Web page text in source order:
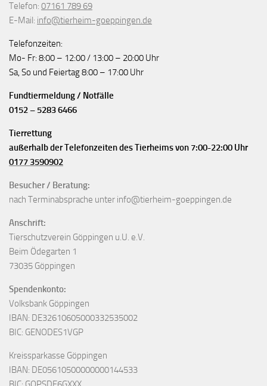
Telefon: 07161 789 69
E-Mail: info@tierheim-goeppingen.de
Telefonzeiten:
Mo- Fr: 8:00 – 12:00 / 13:00 – 20:00 Uhr
Sa, So und Feiertag 8:00 – 17:00 Uhr
Fundtiermeldung / Notfälle
0152 – 5283 6466
Tierrettung
außerhalb der Telefonzeiten des Tierheims von 7:00-22:00 Uhr
0177 3590902
Besucher / Beratung:
nach Terminabsprache unter info@tierheim-goeppingen.de
Anschrift:
Tierschutzverein Göppingen u.U. e.V.
Beim Ödegarten 1
73035 Göppingen
Spendenkonto:
Volksbank Göppingen
IBAN: DE32610605000332535002
BIC: GENODES1VGP
Kreissparkasse Göppingen
IBAN: DE05610500000000144533